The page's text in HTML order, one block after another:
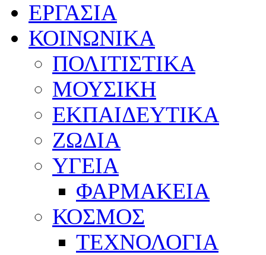
ΕΡΓΑΣΙΑ
ΚΟΙΝΩΝΙΚΑ
ΠΟΛΙΤΙΣΤΙΚΑ
ΜΟΥΣΙΚΗ
ΕΚΠΑΙΔΕΥΤΙΚΑ
ΖΩΔΙΑ
ΥΓΕΙΑ
ΦΑΡΜΑΚΕΙΑ
ΚΟΣΜΟΣ
ΤΕΧΝΟΛΟΓΙΑ